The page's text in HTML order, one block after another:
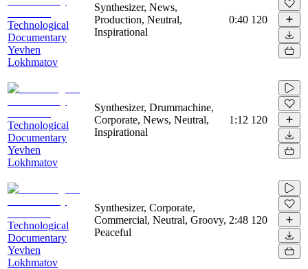
Technological
Documentary
Yevhen
Lokhmatov
Synthesizer, News,
Production, Neutral,
Inspirational
0:40 120
Technological
Documentary
Yevhen
Lokhmatov
Synthesizer, Drummachine,
Corporate, News, Neutral,
Inspirational
1:12 120
Technological
Documentary
Yevhen
Lokhmatov
Synthesizer, Corporate,
Commercial, Neutral, Groovy,
Peaceful
2:48 120